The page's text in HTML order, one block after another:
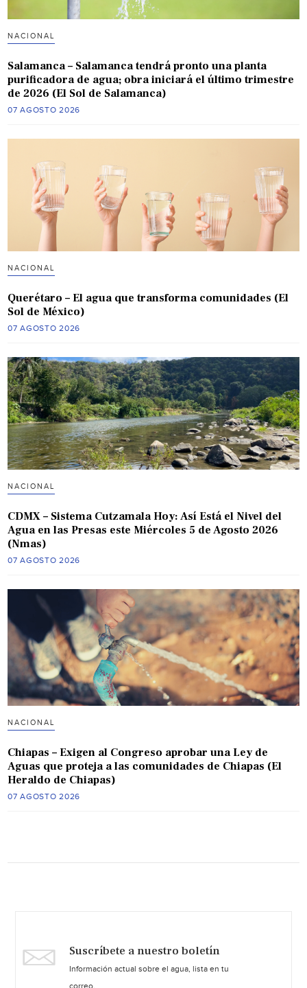
NACIONAL
Salamanca – Salamanca tendrá pronto una planta
purificadora de agua; obra iniciará el último trimestre
de 2026 (El Sol de Salamanca)
07 AGOSTO 2026
NACIONAL
Querétaro – El agua que transforma comunidades (El
Sol de México)
07 AGOSTO 2026
NACIONAL
CDMX – Sistema Cutzamala Hoy: Así Está el Nivel del
Agua en las Presas este Miércoles 5 de Agosto 2026
(Nmas)
07 AGOSTO 2026
NACIONAL
Chiapas – Exigen al Congreso aprobar una Ley de
Aguas que proteja a las comunidades de Chiapas (El
Heraldo de Chiapas)
07 AGOSTO 2026
Suscríbete a nuestro boletín
Información actual sobre el agua, lista en tu
correo.